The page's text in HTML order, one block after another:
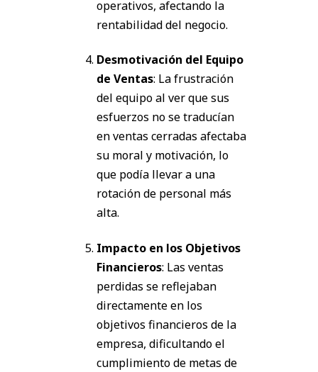
operativos, afectando la
rentabilidad del negocio.
Desmotivación del Equipo
de Ventas: La frustración
del equipo al ver que sus
esfuerzos no se traducían
en ventas cerradas afectaba
su moral y motivación, lo
que podía llevar a una
rotación de personal más
alta.
Impacto en los Objetivos
Financieros: Las ventas
perdidas se reflejaban
directamente en los
objetivos financieros de la
empresa, dificultando el
cumplimiento de metas de